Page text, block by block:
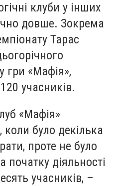
клуби у інших
довше. Зокрема
Тарас
гри «Мафія»,
учасників.
«Мафія»
коли було декілька
проте не було
діяльності
учасників, –